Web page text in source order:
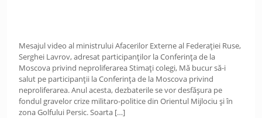
Mesajul video al ministrului Afacerilor Externe al Federației Ruse,
Serghei Lavrov, adresat participanților la Conferința de la
Moscova privind neproliferarea Stimați colegi, Mă bucur să-i
salut pe participanții la Conferința de la Moscova privind
neproliferarea. Anul acesta, dezbaterile se vor desfășura pe
fondul gravelor crize militaro-politice din Orientul Mijlociu și în
zona Golfului Persic. Soarta […]